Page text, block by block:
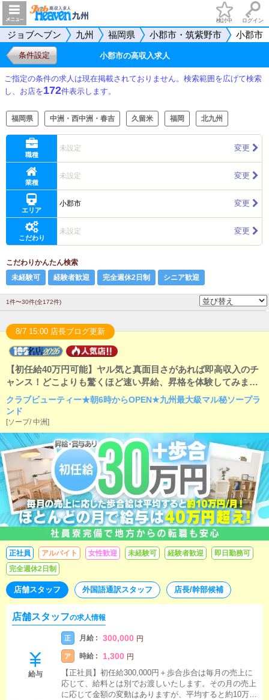
検討中 ログイン
ジョブヘブン 九州 福岡県 小郡市・筑紫野市 小郡市
条件設定 小郡市の高収入求人
ご指定の条件の求人は現在掲載されておりません。検索範囲を広げて検索
し、お店を172件表示します。
福岡県 中洲・西中洲・春吉 久留米 福岡 北九州
職種
未設定 変更
業種
未設定 変更
エリア
小郡市 変更
こだわり
未設定 変更
こだわりかんたん検索
未経験可
経験者歓迎 完全週休2日制 シニア歓迎
1件〜30件(全172件)
8/7 15:00 店長ブログ更新
【初任給40万円可能】ヤル気と真面目さがあれば即高収入のチ
ャンス！どこよりも驚くほど速い昇給、昇格を体験してみませ
んか？中洲エリア新規オープンにつきスタッフ大募集中です
クラブビューティー★朝6時からOPEN★九州最大級マル秘ソープラ
ンド
[ソープ/中洲]
正社員 アルバイト 女性歓迎 未経験可 経験者歓迎
即日勤務可
完全週休2日制
店舗スタッフ 外国語通訳スタッフ 店長/幹部候補
店舗スタッフの求人情報
給与
正 月給 : 300,000 円
ア 時給 : 1,300 円
【正社員】初任給300,000円＋歩合歩合は毎月の売上に
応じて、給料とは別でお渡しいたします。その月の売上
に応じて金額の変動はありますが、平均すると約10万